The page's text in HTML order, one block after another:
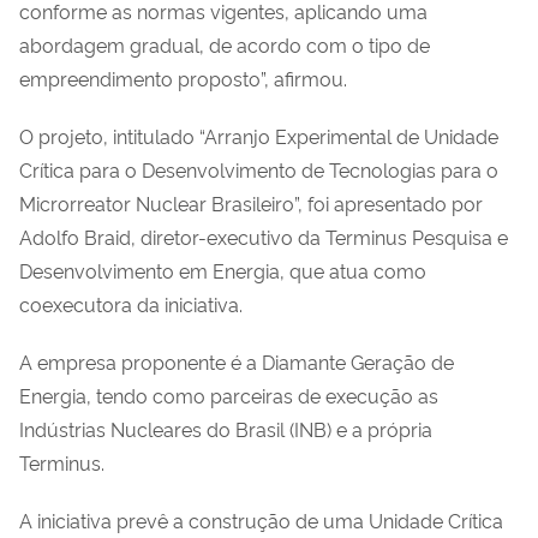
conforme as normas vigentes, aplicando uma
abordagem gradual, de acordo com o tipo de
empreendimento proposto”, afirmou.
O projeto, intitulado “Arranjo Experimental de Unidade
Crítica para o Desenvolvimento de Tecnologias para o
Microrreator Nuclear Brasileiro”, foi apresentado por
Adolfo Braid, diretor-executivo da Terminus Pesquisa e
Desenvolvimento em Energia, que atua como
coexecutora da iniciativa.
A empresa proponente é a Diamante Geração de
Energia, tendo como parceiras de execução as
Indústrias Nucleares do Brasil (INB) e a própria
Terminus.
A iniciativa prevê a construção de uma Unidade Crítica